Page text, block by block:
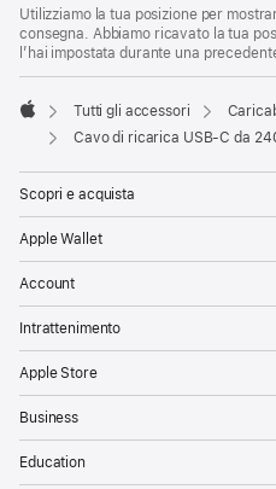
Utilizziamo la tua posizione per
consegna. Abbiamo ricavato la tua
l’hai impostata durante una
Apple
Tutti gli accessori
Cavo di ricarica USB‑C da
Scopri e acquista
Apple Wallet
Account
Intrattenimento
Apple Store
Business
Education